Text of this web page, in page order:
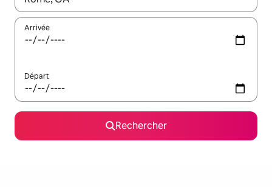
Arrivée
Départ
Rechercher